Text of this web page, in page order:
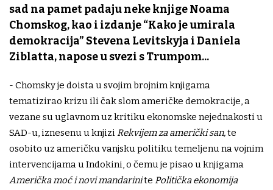
sad na pamet padaju neke knjige Noama
Chomskog, kao i izdanje “Kako je umirala
demokracija” Stevena Levitskyja i Daniela
Ziblatta, napose u svezi s Trumpom...
- Chomsky je doista u svojim brojnim knjigama
tematizirao krizu ili čak slom američke demokracije, a
vezane su uglavnom uz kritiku ekonomske nejednakosti u
SAD-u, iznesenu u knjiziRekvijem za američki san,te
osobito uz američku vanjsku politiku temeljenu na vojnim
intervencijama u Indokini, o čemu je pisao u knjigama
Američka moć i novi mandarinite Politička ekonomija